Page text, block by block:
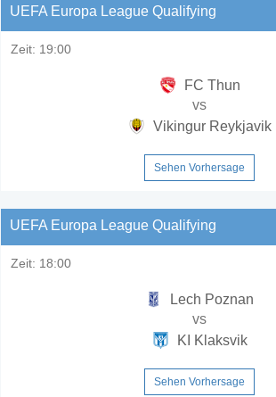
UEFA Europa League Qualifying
Zeit: 19:00
FC Thun
vs
Vikingur Reykjavik
Sehen Vorhersage
UEFA Europa League Qualifying
Zeit: 18:00
Lech Poznan
vs
KI Klaksvik
Sehen Vorhersage